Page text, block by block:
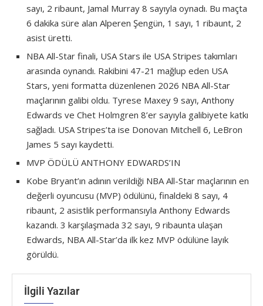
sayı, 2 ribaunt, Jamal Murray 8 sayıyla oynadı. Bu maçta
6 dakika süre alan Alperen Şengün, 1 sayı, 1 ribaunt, 2
asist üretti.
NBA All-Star finali, USA Stars ile USA Stripes takımları
arasında oynandı. Rakibini 47-21 mağlup eden USA
Stars, yeni formatta düzenlenen 2026 NBA All-Star
maçlarının galibi oldu. Tyrese Maxey 9 sayı, Anthony
Edwards ve Chet Holmgren 8’er sayıyla galibiyete katkı
sağladı. USA Stripes’ta ise Donovan Mitchell 6, LeBron
James 5 sayı kaydetti.
MVP ÖDÜLÜ ANTHONY EDWARDS’IN
Kobe Bryant’ın adının verildiği NBA All-Star maçlarının en
değerli oyuncusu (MVP) ödülünü, finaldeki 8 sayı, 4
ribaunt, 2 asistlik performansıyla Anthony Edwards
kazandı. 3 karşılaşmada 32 sayı, 9 ribaunta ulaşan
Edwards, NBA All-Star’da ilk kez MVP ödülüne layık
görüldü.
İlgili Yazılar